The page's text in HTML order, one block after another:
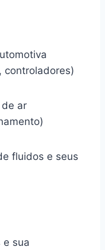
controladores)
ar
fluidos e seus
e sua